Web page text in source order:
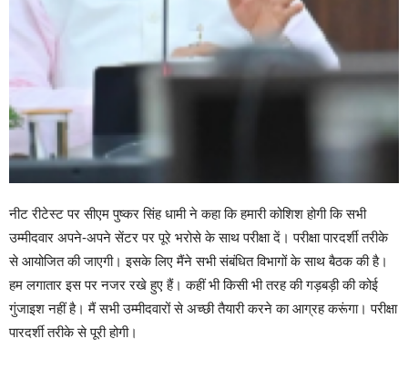
नीट रीटेस्ट पर सीएम पुष्कर सिंह धामी ने कहा कि हमारी कोशिश होगी कि सभी
उम्मीदवार अपने-अपने सेंटर पर पूरे भरोसे के साथ परीक्षा दें। परीक्षा पारदर्शी तरीके
से आयोजित की जाएगी। इसके लिए मैंने सभी संबंधित विभागों के साथ बैठक की है।
हम लगातार इस पर नजर रखे हुए हैं। कहीं भी किसी भी तरह की गड़बड़ी की कोई
गुंजाइश नहीं है। मैं सभी उम्मीदवारों से अच्छी तैयारी करने का आग्रह करूंगा। परीक्षा
पारदर्शी तरीके से पूरी होगी।